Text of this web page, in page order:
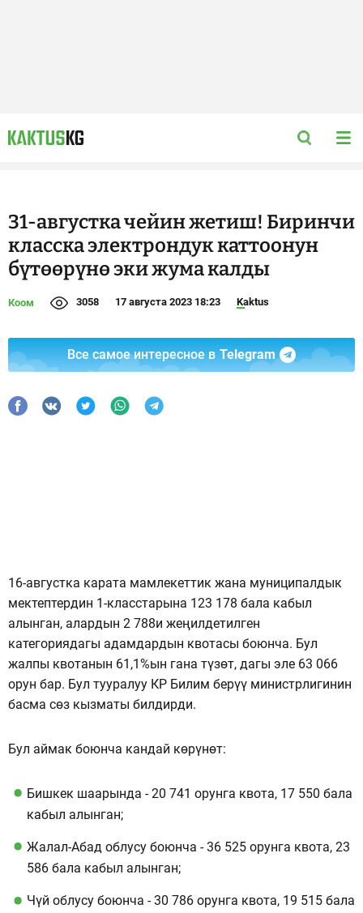
31-августка чейин жетиш! Биринчи
класска электрондук каттоонун
бүтөөрүнө эки жума калды
Коом 3058 17 августа 2023 18:23 Kaktus
Все самое интересное в Telegram
16-августка карата мамлекеттик жана муниципалдык
мектептердин 1-класстарына 123 178 бала кабыл
алынган, алардын 2 788и жеңилдетилген
категориядагы адамдардын квотасы боюнча. Бул
жалпы квотанын 61,1%ын гана түзөт, дагы эле 63 066
орун бар. Бул тууралуу КР Билим берүү министрлигинин
басма сөз кызматы билдирди.
Бул аймак боюнча кандай көрүнөт:
Бишкек шаарында - 20 741 орунга квота, 17 550 бала
кабыл алынган;
Жалал-Абад облусу боюнча - 36 525 орунга квота, 23
586 бала кабыл алынган;
Чүй облусу боюнча - 30 786 орунга квота, 19 515 бала